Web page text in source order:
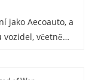
energie pro
Energy
Residential and
jako Aecoauto, a
vozidel, včetně